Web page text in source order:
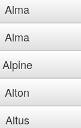
Alma
Alma
Alpine
Alton
Altus